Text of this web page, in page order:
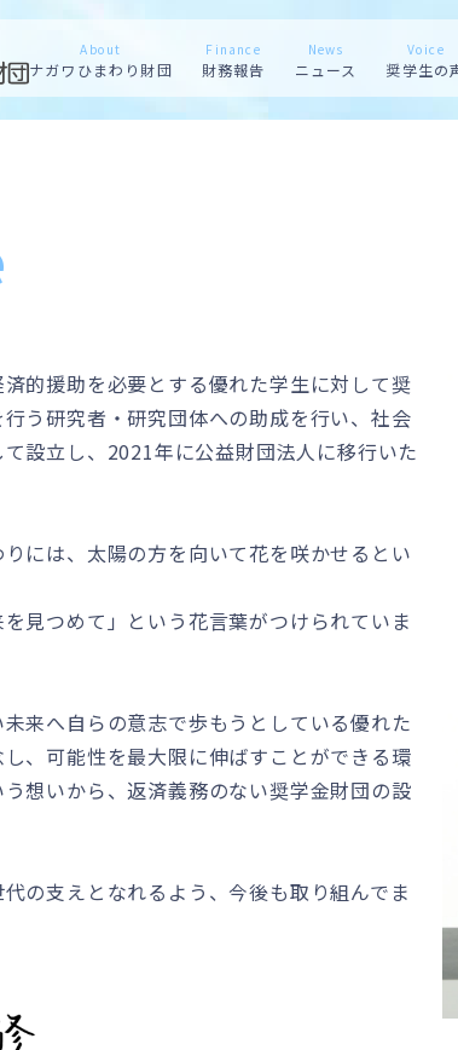
About
ナガワひまわり財団
Finance
財務報告
News
ニュース
Voice
奨学生の
的援助を必要とする優れた学生に対して奨
う研究者・研究団体への助成を行い、社会
設立し、2021年に公益財団法人に移行いた
には、太陽の方を向いて花を咲かせるとい
見つめて」という花言葉がつけられていま
来へ自らの意志で歩もうとしている優れた
、可能性を最大限に伸ばすことができる環
想いから、返済義務のない奨学金財団の設
の支えとなれるよう、今後も取り組んでま